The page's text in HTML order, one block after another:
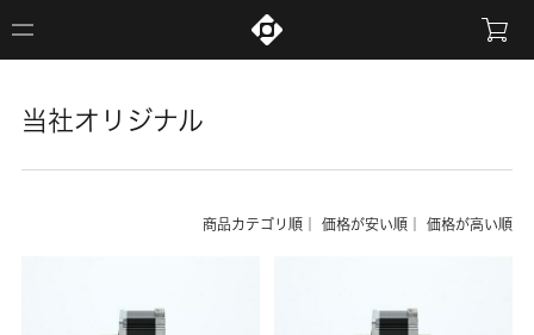
当社オリジナル
商品カテゴリ順 価格が安い順 価格が高い順